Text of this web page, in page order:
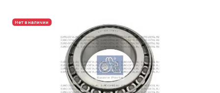
Нет в наличии